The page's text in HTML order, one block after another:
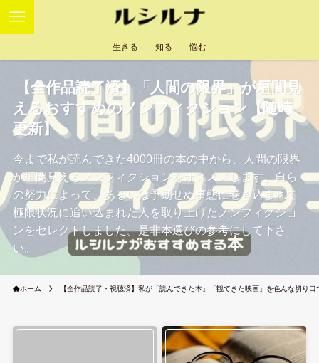
生きる 知る 悩む
【全作品読了済】「人間の限界」が垣間見
えるおすすめのノンフィクション【随時
更新】
今まで私が読んできた4000冊の本の中から、人間の限界
が垣間見えるノンフィクションをオススメします。自ら
の努力によって、あるいは予期せぬ事態に巻き込まれて
極限状況に追い込まれた人を取り上げたノンフィクショ
ンをセレクトしました。是非本選びの参考にして下さ
い。
ホーム 【全作品読了・視聴済】私が「読んできた本」「観てきた映画」を色んな切り口